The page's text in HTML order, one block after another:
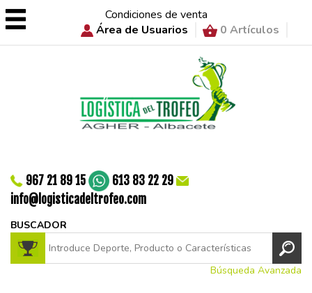
Condiciones de venta
Área de Usuarios
0 Artículos
967 21 89 15
613 83 22 29
info@logisticadeltrofeo.com
BUSCADOR
Búsqueda Avanzada